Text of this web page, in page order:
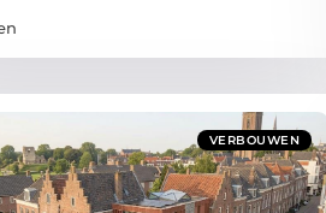
VERBOUWEN